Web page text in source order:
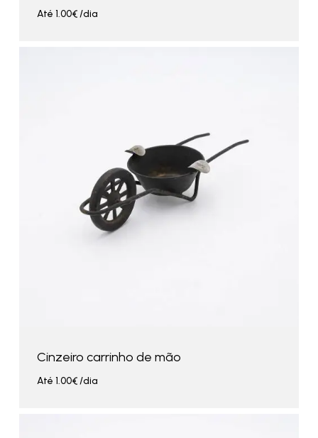
Até 1.00€/dia
Cinzeiro carrinho de mão
Até 1.00€/dia